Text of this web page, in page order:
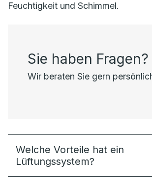
Feuchtigkeit und Schimmel.
Sie haben Fragen?
Wir beraten Sie gern
Welche Vorteile hat ein
Lüftungssystem?